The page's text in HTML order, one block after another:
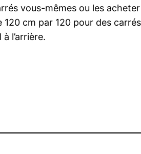
vous-mêmes ou les
cm par 120 pour des
l’arrière.